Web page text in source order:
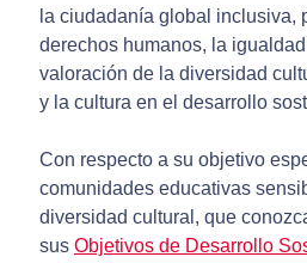
la ciudadanía global inclusiva,
derechos humanos, la
valoración de la diversidad
y la cultura en el desarrollo
Con respecto a su objetivo
comunidades educativas
diversidad cultural, que
sus Objetivos de Desarrollo